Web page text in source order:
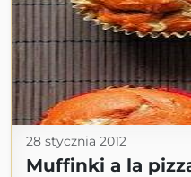
28 stycznia 2012
Muffinki a la